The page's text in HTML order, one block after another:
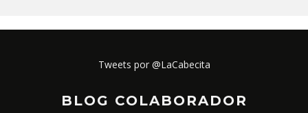
Tweets por @LaCabecita
BLOG COLABORADOR